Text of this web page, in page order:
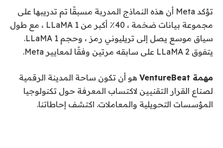
تؤكد Meta أن هذه النماذج المدربة مسبقًا تم تدريبها على
مجموعة بيانات ضخمة ، 40٪ أكبر من LLaMA 1 ، مع طول
سياق موسع يصل إلى تريليوني رمز ، وحجم LLaMA 1.
يتفوق LLaMA 2 على سابقه مرتين وفقًا لمعايير Meta.
مهمة VentureBeat
هو أن تكون ساحة المدينة الرقمية
لصناع القرار التقنيين لاكتساب المعرفة حول تكنولوجيا
المؤسسات التحويلية والمعاملات. اكتشف إحاطاتنا.